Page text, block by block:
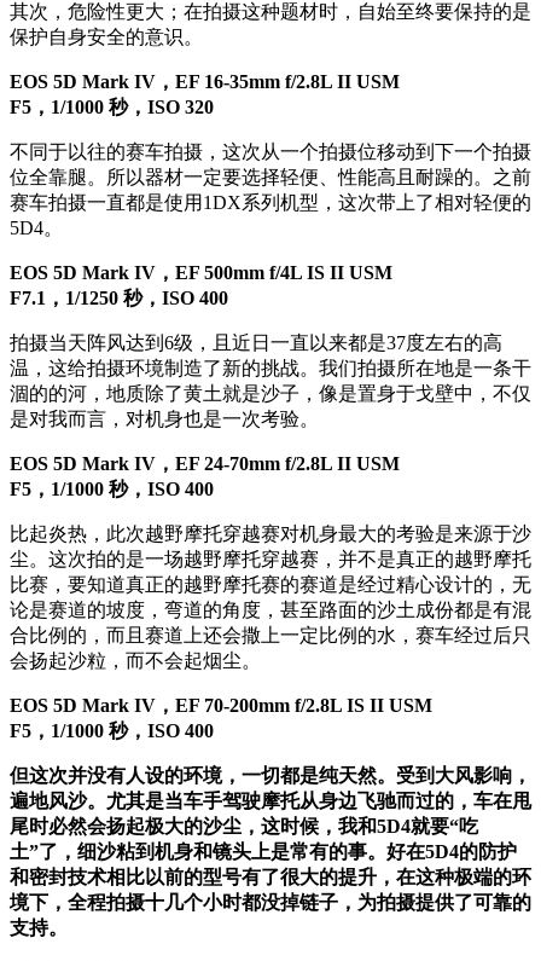
其次，危险性更大；在拍摄这种题材时，自始至终要保持的是
保护自身安全的意识。
EOS 5D Mark IV，EF 16-35mm f/2.8L II USM
F5，1/1000 秒，ISO 320
不同于以往的赛车拍摄，这次从一个拍摄位移动到下一个拍摄
位全靠腿。所以器材一定要选择轻便、性能高且耐躁的。之前
赛车拍摄一直都是使用1DX系列机型，这次带上了相对轻便的
5D4。
EOS 5D Mark IV，EF 500mm f/4L IS II USM
F7.1，1/1250 秒，ISO 400
拍摄当天阵风达到6级，且近日一直以来都是37度左右的高
温，这给拍摄环境制造了新的挑战。我们拍摄所在地是一条干
涸的的河，地质除了黄土就是沙子，像是置身于戈壁中，不仅
是对我而言，对机身也是一次考验。
EOS 5D Mark IV，EF 24-70mm f/2.8L II USM
F5，1/1000 秒，ISO 400
比起炎热，此次越野摩托穿越赛对机身最大的考验是来源于沙
尘。这次拍的是一场越野摩托穿越赛，并不是真正的越野摩托
比赛，要知道真正的越野摩托赛的赛道是经过精心设计的，无
论是赛道的坡度，弯道的角度，甚至路面的沙土成份都是有混
合比例的，而且赛道上还会撒上一定比例的水，赛车经过后只
会扬起沙粒，而不会起烟尘。
EOS 5D Mark IV，EF 70-200mm f/2.8L IS II USM
F5，1/1000 秒，ISO 400
但这次并没有人设的环境，一切都是纯天然。受到大风影响，
遍地风沙。尤其是当车手驾驶摩托从身边飞驰而过的，车在甩
尾时必然会扬起极大的沙尘，这时候，我和5D4就要“吃
土”了，细沙粘到机身和镜头上是常有的事。好在5D4的防护
和密封技术相比以前的型号有了很大的提升，在这种极端的环
境下，全程拍摄十几个小时都没掉链子，为拍摄提供了可靠的
支持。